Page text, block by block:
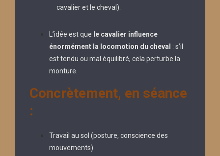
cavalier et le cheval).
L’idée est que le cavalier influence
énormément la locomotion du cheval : s’il
est tendu ou mal équilibré, cela perturbe la
monture.
Concrètement, en séance
:
Travail au sol (posture, conscience des
mouvements).